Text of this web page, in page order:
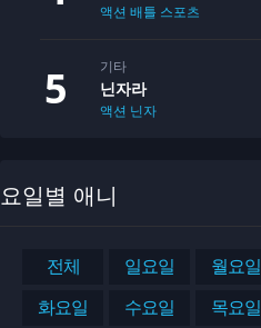
액션 배틀 스포츠
기타
닌자라
액션 닌자
요일별 애니
전체 일요일 월요일
화요일 수요일 목요일